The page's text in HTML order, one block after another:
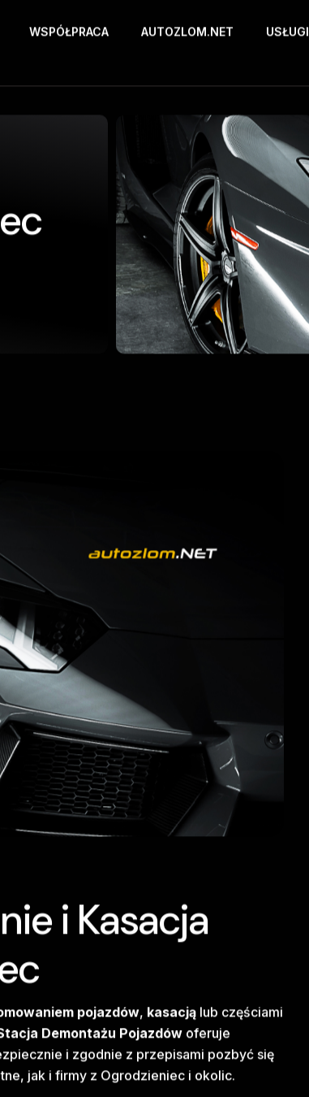
WSPÓŁPRACA AUTOZLOM.NET USŁUGI
i Kasacja
pojazdów, kasacją lub częściami
Demontażu Pojazdów oferuje
i zgodnie z przepisami pozbyć się
jak i firmy z Ogrodzieniec i okolic.